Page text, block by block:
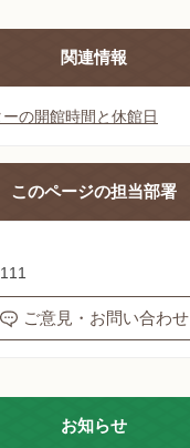
関連情報
の開館時間と休館日
このページの担当部署
ご意見・お問い合わせ
お知らせ